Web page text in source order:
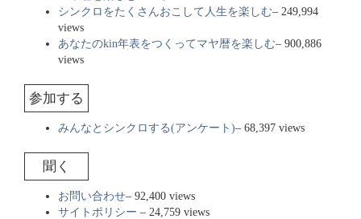
シンクロをたくさんおこして人生を楽しむ– 249,994
views
あなたのkin年表をつくってマヤ暦を楽しむ– 900,886
views
参加する
みんなとシンクロする(アンケート)– 68,397 views
聞く
お問い合わせ– 92,400 views
サイトポリシー – 24,759 views